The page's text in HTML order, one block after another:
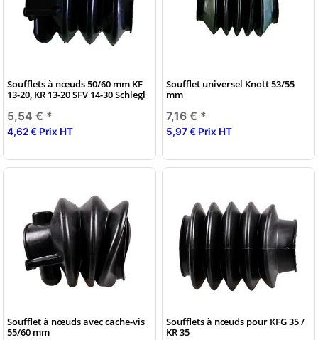
Soufflets à nœuds 50/60 mm KF
13-20, KR 13-20 SFV 14-30 Schlegl
5,54 € *
4,62 € Prix HT
Soufflet universel Knott 53/55
mm
7,16 € *
5,97 € Prix HT
Soufflet à nœuds avec cache-vis
55/60 mm
Soufflets à nœuds pour KFG 35 /
KR 35